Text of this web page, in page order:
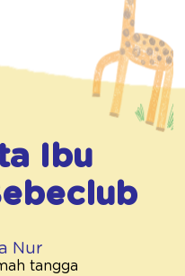
Ibu
Nur
tangga